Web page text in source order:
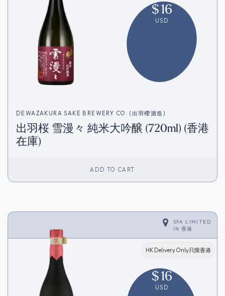
$16
USD
DEWAZAKURA SAKE BREWERY CO. (出羽櫻酒造)
出羽桜 雪漫々 純米大吟醸 (720ml) (香港
在庫)
ADD TO CART
SFA LIMITED
IN 香港
HK Delivery Only只限香港
$16
USD